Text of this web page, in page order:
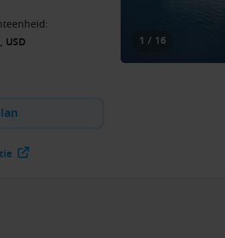
1 / 16
heeft. Na haar
de Middellandse
:
USD